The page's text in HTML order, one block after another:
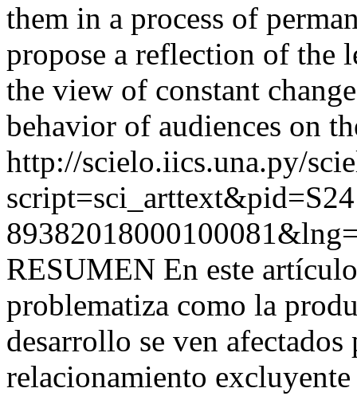
them in a process of
propose a reflection of the
the view of constant
behavior of audiences on
http://scielo.iics.una.py/
RESUMEN En este
problematiza como la
desarrollo se ven
relacionamiento